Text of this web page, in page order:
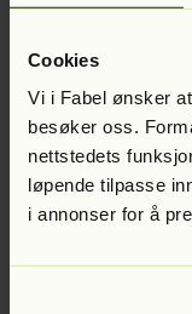
Cookies
Vi i Fabel ønsker
besøker oss.
nettstedets
løpende tilpasse
i annonser for å